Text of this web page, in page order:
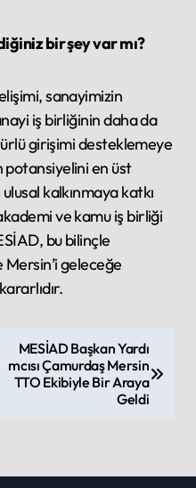
bir şey var mı?
sanayimizin
iş birliğinin daha da
girişimi desteklemeye
en üst
kalkınmaya katkı
ve kamu iş birliği
bu bilinçle
Mersin’i geleceğe
MESİAD Başkan Yardı
mcısı Çamurdaş Mersin
TTO Ekibiyle Bir Araya
Geldi